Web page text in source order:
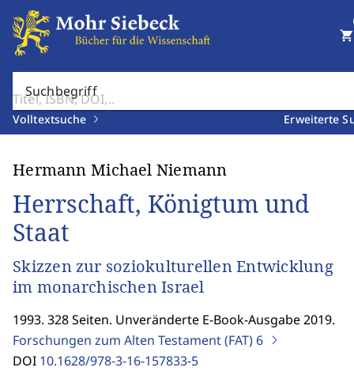
Suchbegriff
Volltextsuche Erweiterte
shopping_cart
Hermann Michael Niemann
Herrschaft, Königtum und
Staat
Skizzen zur soziokulturellen Entwicklung
im monarchischen Israel
1993. 328 Seiten. Unveränderte E-Book-Ausgabe 2019.
Forschungen zum Alten Testament (FAT) 6
DOI 10.1628/978-3-16-157833-5